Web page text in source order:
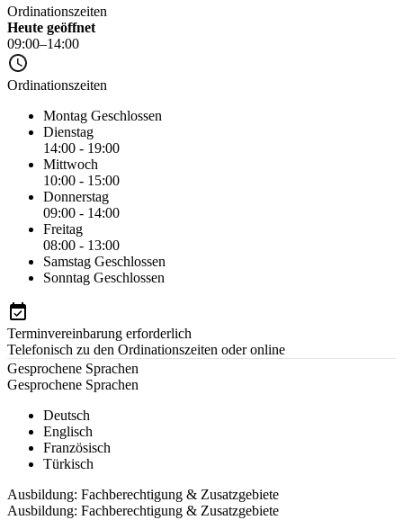
Ordinationszeiten
Heute geöffnet
09:00–14:00
Ordinationszeiten
Montag Geschlossen
Dienstag
14:00 - 19:00
Mittwoch
10:00 - 15:00
Donnerstag
09:00 - 14:00
Freitag
08:00 - 13:00
Samstag Geschlossen
Sonntag Geschlossen
Terminvereinbarung erforderlich
Telefonisch zu den Ordinationszeiten oder online
Gesprochene Sprachen
Gesprochene Sprachen
Deutsch
Englisch
Französisch
Türkisch
Ausbildung: Fachberechtigung & Zusatzgebiete
Ausbildung: Fachberechtigung & Zusatzgebiete